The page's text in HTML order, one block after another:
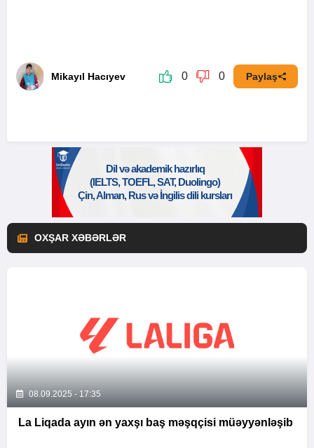
Mikayıl Hacıyev 0 0 Paylaş
OXŞAR XƏBƏRLƏR
08.09.2025 - 17:35
La Liqada ayın ən yaxşı baş məşqçisi müəyyənləşib